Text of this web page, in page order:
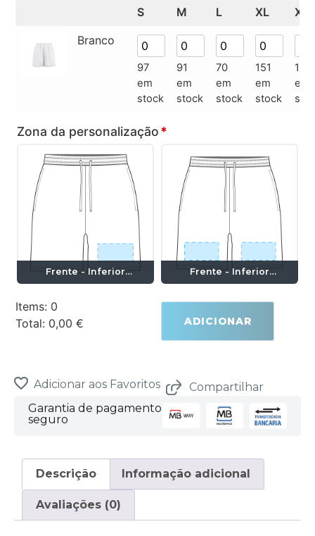
S M L XL
Branco
97
em
stock
91
em
stock
70
em
stock
151
em
stock
170
em
Zona da personalização*
Frente - Inferior
Esquerda (8x5cm)
Frente - Inferior
Esquerda e Direita
Items: 0
Total: 0,00 €
is
0,00 €
ADICIONAR
Adicionar aos Favoritos
Compartilhar
Garantia de pagamento
seguro
Descrição Informação adicional
Avaliações (0)